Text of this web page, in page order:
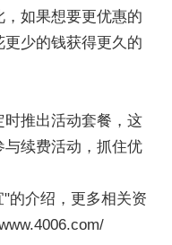
如果想要更优惠的
少的钱获得更久的
推出活动套餐，这
续费活动，抓住优
的介绍，更多相关资